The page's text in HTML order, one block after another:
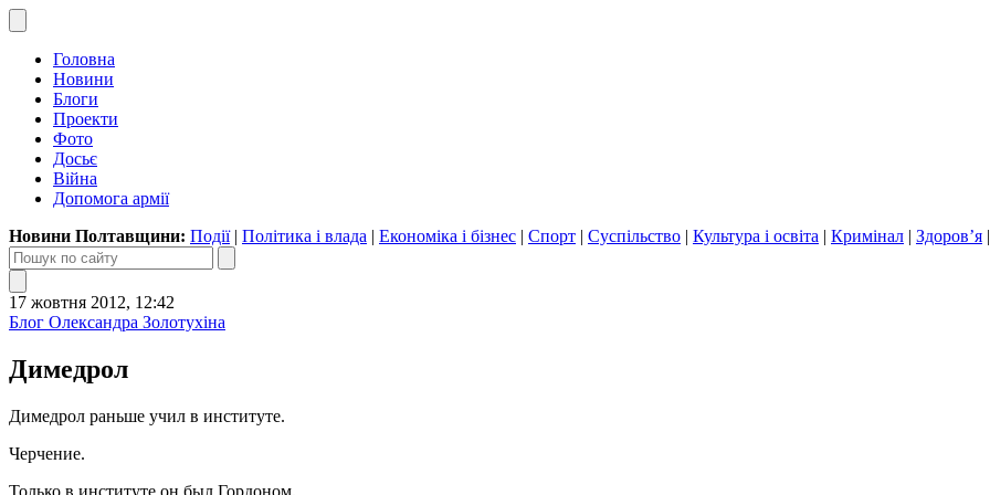
Головна
Новини
Блоги
Проекти
Фото
Досьє
Війна
Допомога армії
Новини Полтавщини: Події| Політика і влада | Економіка і бізнес | Спорт | Суспільство | Культура і освіта | Кримінал | Здоров’я |
17 жовтня 2012, 12:42
Блог Олександра Золотухіна
Димедрол
Димедрол раньше учил в институте.
Черчение.
Только в институте он был Гордоном.